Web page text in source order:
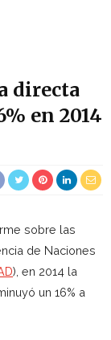
directa
en 2014
sobre las
de Naciones
), en 2014 la
un 16% a